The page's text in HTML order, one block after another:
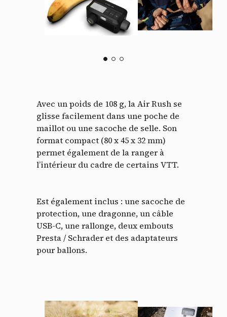
Avec un poids de 108 g, la Air Rush se
glisse facilement dans une poche de
maillot ou une sacoche de selle. Son
format compact (80 x 45 x 32 mm)
permet également de la ranger à
l’intérieur du cadre de certains VTT.
Est également inclus : une sacoche de
protection, une dragonne, un câble
USB-C, une rallonge, deux embouts
Presta / Schrader et des adaptateurs
pour ballons.